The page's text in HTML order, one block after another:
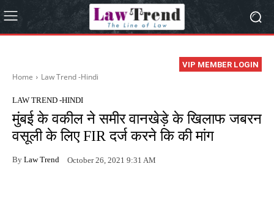
VIP MEMBER LOGIN
Home Law Trend -Hindi
LAW TREND -HINDI
मुंबई के वकील ने समीर वानखेड़े के खिलाफ जबरन
वसूली के लिए FIR दर्ज करने कि की मांग
By Law Trend October 26, 2021 9:31 AM